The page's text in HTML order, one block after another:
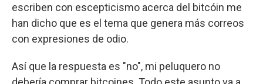
escriben con escepticismo acerca del bitcóin me
han dicho que es el tema que genera más correos
con expresiones de odio.
Así que la respuesta es "no", mi peluquero no